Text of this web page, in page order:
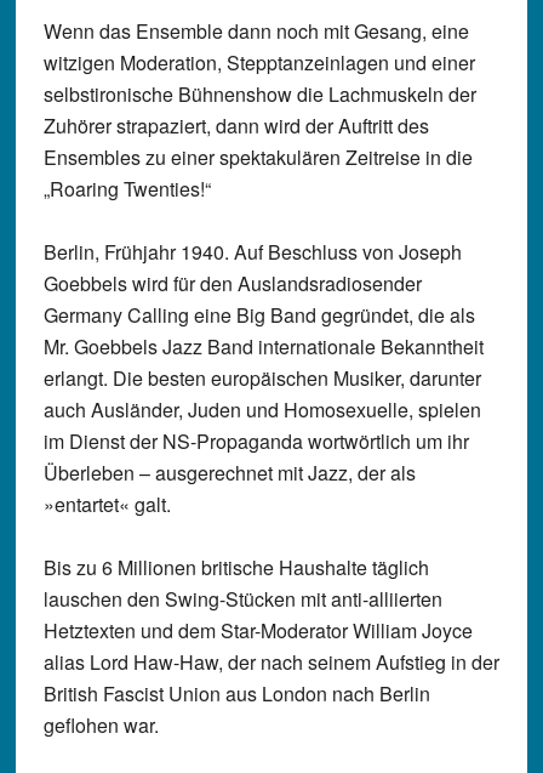
Wenn das Ensemble dann noch mit Gesang, eine
witzigen Moderation, Stepptanzeinlagen und einer
selbstironische Bühnenshow die Lachmuskeln der
Zuhörer strapaziert, dann wird der Auftritt des
Ensembles zu einer spektakulären Zeitreise in die
„Roaring Twenties!“
Berlin, Frühjahr 1940. Auf Beschluss von Joseph
Goebbels wird für den Auslandsradiosender
Germany Calling eine Big Band gegründet, die als
Mr. Goebbels Jazz Band internationale Bekanntheit
erlangt. Die besten europäischen Musiker, darunter
auch Ausländer, Juden und Homosexuelle, spielen
im Dienst der NS-Propaganda wortwörtlich um ihr
Überleben – ausgerechnet mit Jazz, der als
»entartet« galt.
Bis zu 6 Millionen britische Haushalte täglich
lauschen den Swing-Stücken mit anti-alliierten
Hetztexten und dem Star-Moderator William Joyce
alias Lord Haw-Haw, der nach seinem Aufstieg in der
British Fascist Union aus London nach Berlin
geflohen war.